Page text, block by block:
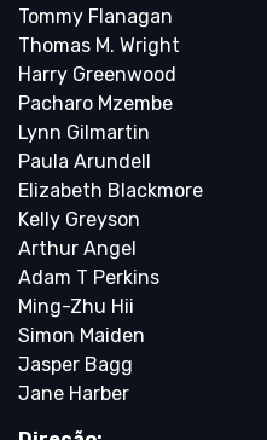
Tommy Flanagan
Thomas M. Wright
Harry Greenwood
Pacharo Mzembe
Lynn Gilmartin
Paula Arundell
Elizabeth Blackmore
Kelly Greyson
Arthur Angel
Adam T Perkins
Ming-Zhu Hii
Simon Maiden
Jasper Bagg
Jane Harber